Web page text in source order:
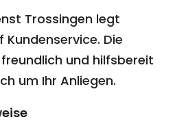
Trossingen legt
Die
und hilfsbereit
um Ihr Anliegen.